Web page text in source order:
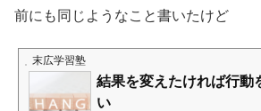
前にも同じようなこと書いたけど
末広学習塾
結果を変えたければ行動
い